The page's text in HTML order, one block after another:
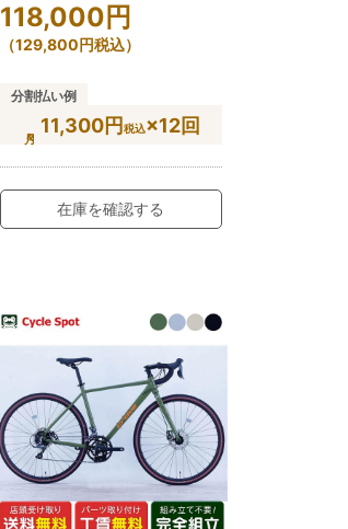
118,000 円
（129,800円税込）
分割払い例
11,300円税込×12回
在庫を確認する